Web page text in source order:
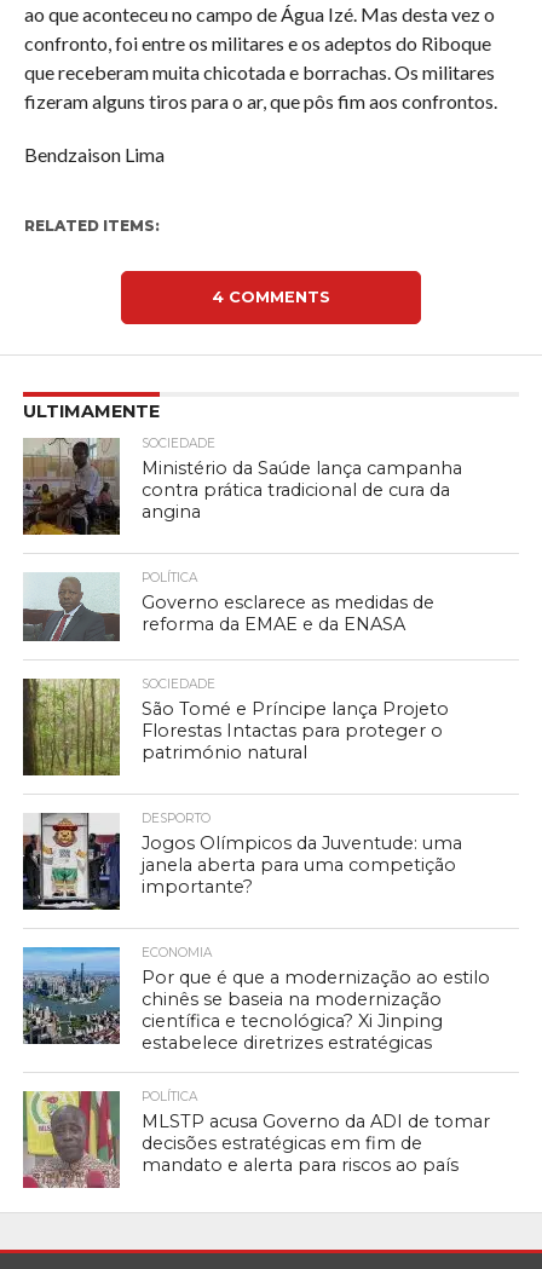
ao que aconteceu no campo de Água Izé. Mas desta vez o
confronto, foi entre os militares e os adeptos do Riboque
que receberam muita chicotada e borrachas. Os militares
fizeram alguns tiros para o ar, que pôs fim aos confrontos.
Bendzaison Lima
RELATED ITEMS:
4 COMMENTS
ULTIMAMENTE
SOCIEDADE
Ministério da Saúde lança campanha
contra prática tradicional de cura da
angina
POLÍTICA
Governo esclarece as medidas de
reforma da EMAE e da ENASA
SOCIEDADE
São Tomé e Príncipe lança Projeto
Florestas Intactas para proteger o
património natural
DESPORTO
Jogos Olímpicos da Juventude: uma
janela aberta para uma competição
importante?
ECONOMIA
Por que é que a modernização ao estilo
chinês se baseia na modernização
científica e tecnológica? Xi Jinping
estabelece diretrizes estratégicas
POLÍTICA
MLSTP acusa Governo da ADI de tomar
decisões estratégicas em fim de
mandato e alerta para riscos ao país